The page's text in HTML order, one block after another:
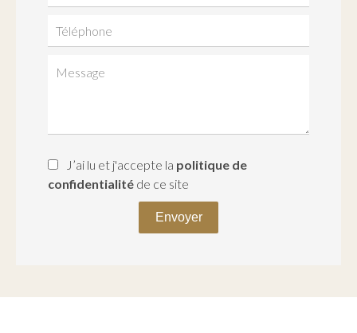
J’ai lu et j'accepte la politique de
confidentialité de ce site
Envoyer